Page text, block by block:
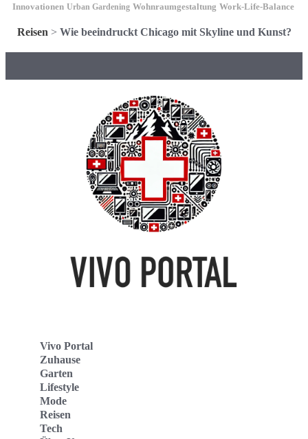
Innovationen Urban Gardening Wohnraumgestaltung Work-Life-Balance
Reisen > Wie beeindruckt Chicago mit Skyline und Kunst?
Vivo Portal
Zuhause
Garten
Lifestyle
Mode
Reisen
Tech